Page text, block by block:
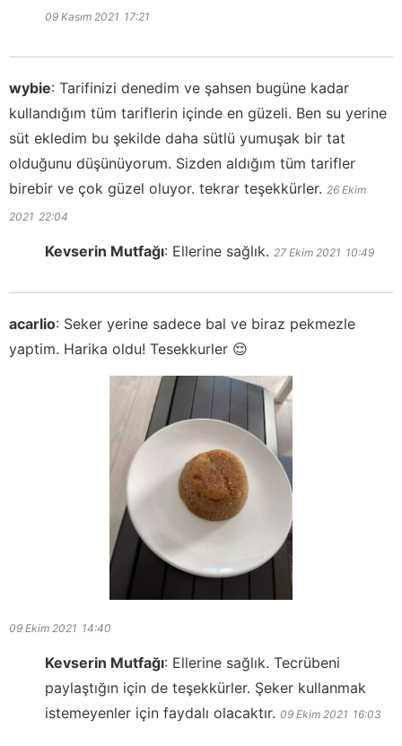
09 Kasım 2021 17:21
wybie: Tarifinizi denedim ve şahsen bugüne kadar
kullandığım tüm tariflerin içinde en güzeli. Ben su yerine
süt ekledim bu şekilde daha sütlü yumuşak bir tat
olduğunu düşünüyorum. Sizden aldığım tüm tarifler
birebir ve çok güzel oluyor. tekrar teşekkürler. 26 Ekim
2021 22:04
Kevserin Mutfağı: Ellerine sağlık. 27 Ekim 2021 10:49
acarlio: Seker yerine sadece bal ve biraz pekmezle
yaptim. Harika oldu! Tesekkurler 😌
09 Ekim 2021 14:40
Kevserin Mutfağı: Ellerine sağlık. Tecrübeni
paylaştığın için de teşekkürler. Şeker kullanmak
istemeyenler için faydalı olacaktır. 09 Ekim 2021 16:03